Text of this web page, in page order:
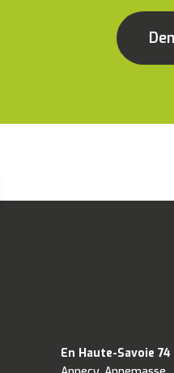
En Haute-Savoie 74